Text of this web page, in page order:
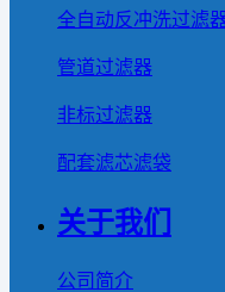
全自动反冲洗过滤
管道过滤器
非标过滤器
配套滤芯滤袋
关于我们
公司简介